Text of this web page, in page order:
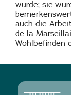
wurde; sie
auch die
de la
Wohlbefinden